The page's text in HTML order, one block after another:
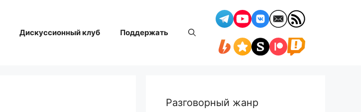
Дискуссионный клуб Поддержать
Разговорный жанр